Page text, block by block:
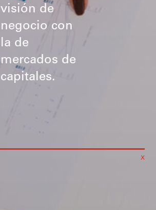
visión de
negocio con
la de
mercados de
capitales.